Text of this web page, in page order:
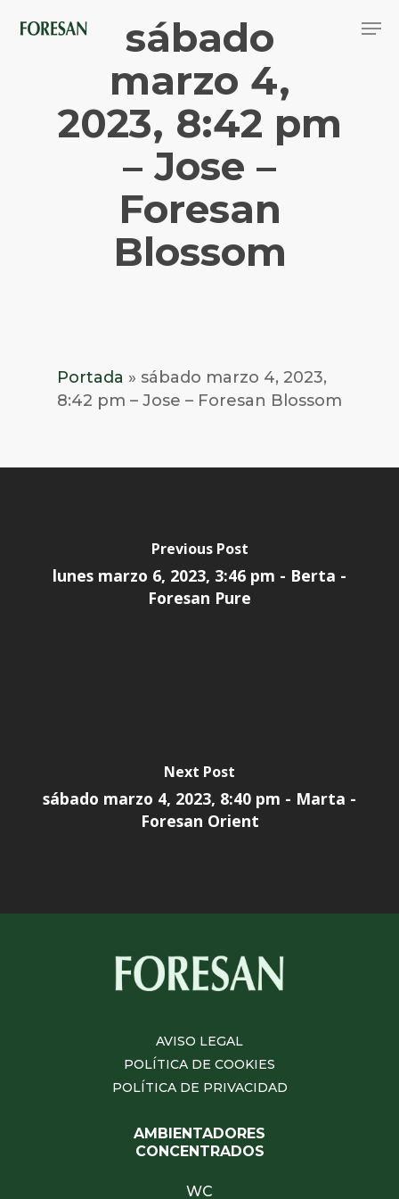
sábado
marzo 4,
2023, 8:42 pm
– Jose –
Foresan
Blossom
Portada » sábado marzo 4, 2023,
8:42 pm – Jose – Foresan Blossom
Previous Post
lunes marzo 6, 2023, 3:46 pm - Berta -
Foresan Pure
Next Post
sábado marzo 4, 2023, 8:40 pm - Marta -
Foresan Orient
AVISO LEGAL
POLÍTICA DE COOKIES
POLÍTICA DE PRIVACIDAD
AMBIENTADORES
CONCENTRADOS
WC